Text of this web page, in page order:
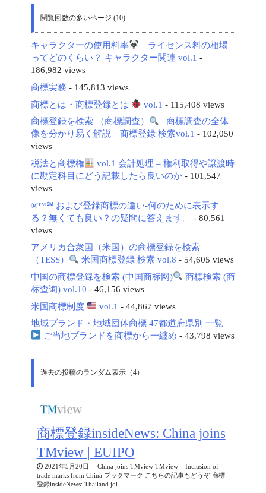
閲覧回数の多いページ (10)
キャラクターの使用料率
ライセンス料の相場
ってどのくらい？ キャラクター関連 vol.1 -
186,982 views
商標実務 - 145,813 views
商標とは・商標登録とは
vol.1 - 115,408 views
商標登録を検索 （商標調査）
–商標調査の全体
像を分かり易く解説 商標登録 検索vol.1 - 102,050
views
税法と商標権
vol.1 会計処理 – 権利取得や譲渡時
に勘定科目にどう記載したら良いのか- 101,547
views
®™℠ および登録商標の違い-何のために表示す
る？無くても良い？の疑問に答えます。
- 80,561
views
アメリカ合衆国（米国）の商標登録を検索
（TESS）
米国商標登録 検索 vol.8 - 54,605 views
中国の商標登録を検索 (中国商标网)
商標検索 (商
标查询) vol.10 - 46,156 views
米国商標制度
vol.1 - 44,867 views
地域ブランド・地域団体商標 47都道府県別 一覧
ご当地ブランドを商標から一纏め - 43,798 views
過去の投稿のランダム表示（4）
商標登録insideNews: China joins
TMview | EUIPO
2021年5月20日 China joins TMview TMview – Inclusion of
trade marks from China ブックマーク こちらの記事もどうぞ 商標
登録insideNews: Thailand joi …